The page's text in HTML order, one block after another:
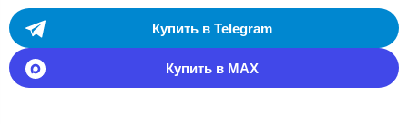
Купить в Telegram
Купить в MAX